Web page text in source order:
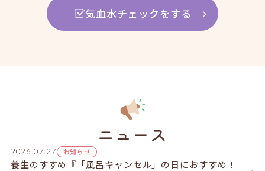
気血水チェックをする
ニュース
2026.07.27 お知らせ
養生のすすめ『「風呂キャンセル」の日におすすめ！